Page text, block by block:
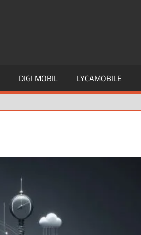
DIGI MOBIL LYCAMOBILE